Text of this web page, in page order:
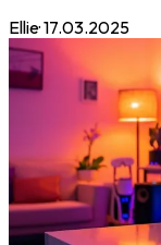
Ellie·17.03.2025